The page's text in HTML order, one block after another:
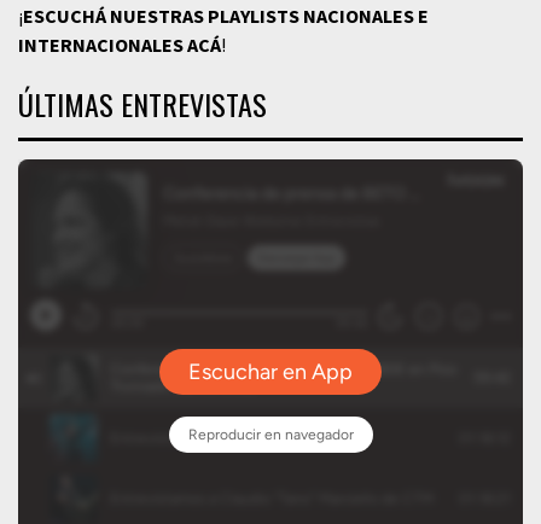
¡ESCUCHÁ NUESTRAS PLAYLISTS NACIONALES E
INTERNACIONALESACÁ!
ÚLTIMAS ENTREVISTAS